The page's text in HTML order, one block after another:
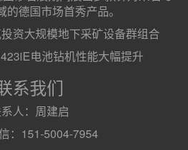
的德国市场首秀产品。
资大规模地下采矿设备群组合
电池钻机性能大幅提升
系我们
人：周建启
：151-5004-7954